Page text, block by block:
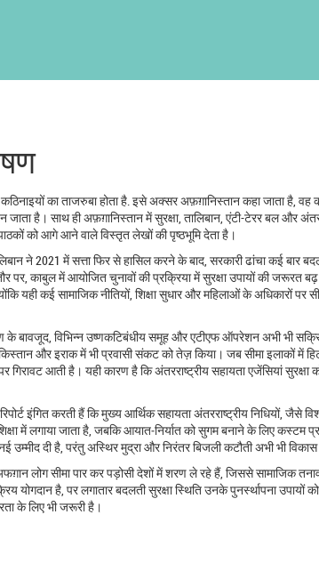
का ताजरुबा होता है . इसे अक्सरअफ़ग़ानिस्तानकहा जाता है, वह
जाता है। साथ हीअफ़ग़ानिस्तान में सुरक्षा, तालिबान, एंटी-टेरर बल और
को आगे आने वाले विस्तृत लेखों की पृष्ठभूमि देता है।
ने 2021 में सत्ता फिर से हासिल करने के बाद, सरकारी ढांचा कई बार
पर, काबुल में आयोजित चुनावों की प्रक्रिया में सुरक्षा उपायों की जरूरत
यही कई सामाजिक नीतियों, शिक्षा सुधार और महिलाओं के अधिकारों पर
के बावजूद, विभिन्न उष्णकटिबंधीय समूह और एटीएफ ऑपरेशन अभी भी
और इराक में भी प्रवासी संकट को तेज़ किया। जब सीमा इलाकों में
पर गिरावट आती है। यही कारण है कि अंतरराष्ट्रीय सहायता एजेंसियां सुरक्षा
इंगित करती हैं कि मुख्य आर्थिक सहायता अंतरराष्ट्रीय निधियों, जैसे
में लगाया जाता है, जबकि आयात‑निर्यात को सुगम बनाने के लिए कस्टम
उम्मीद दी है, परंतु अस्थिर मुद्रा और निरंतर बिजली कटौती अभी भी
लोग सीमा पार कर पड़ोसी देशों में शरण ले रहे हैं, जिससे सामाजिक
योगदान है, पर लगातार बदलती सुरक्षा स्थिति उनके पुनर्स्थापना उपायों
के लिए भी जरूरी है।